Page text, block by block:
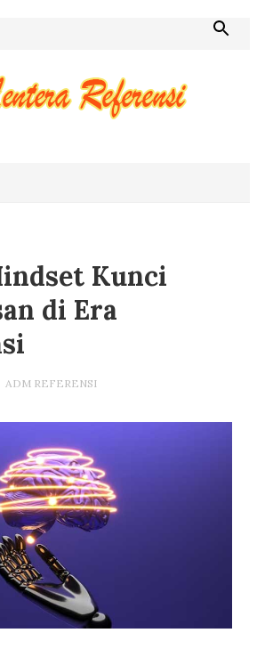
Kunci
di Era
ADM REFERENSI